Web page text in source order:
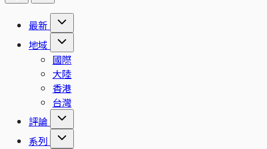
最新
地域
國際
大陸
香港
台灣
評論
系列